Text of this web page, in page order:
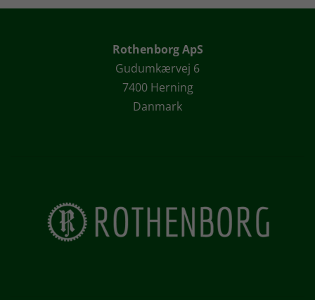
Rothenborg ApS
Gudumkærvej 6
7400 Herning
Danmark